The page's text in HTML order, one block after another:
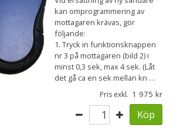
kan omprogrammering av
mottagaren krävas, gör
följande:
1. Tryck in funktionsknappen
nr 3 på mottagaren (bild 2) i
minst 0,3 sek, max 4 sek. (Låt
det gå ca en sek mellan kn …
Pris exkl. 1 975
Köp